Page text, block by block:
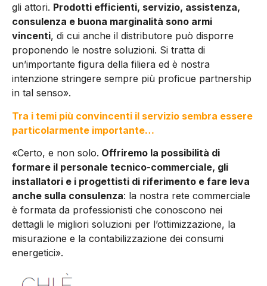
gli attori. Prodotti efficienti, servizio, assistenza,
consulenza e buona marginalità sono armi
vincenti, di cui anche il distributore può disporre
proponendo le nostre soluzioni. Si tratta di
un’importante figura della filiera ed è nostra
intenzione stringere sempre più proficue partnership
in tal senso».
Tra i temi più convincenti il servizio sembra essere
particolarmente importante…
«Certo, e non solo. Offriremo la possibilità di
formare il personale tecnico-commerciale, gli
installatori e i progettisti di riferimento e fare leva
anche sulla consulenza: la nostra rete commerciale
è formata da professionisti che conoscono nei
dettagli le migliori soluzioni per l’ottimizzazione, la
misurazione e la contabilizzazione dei consumi
energetici».